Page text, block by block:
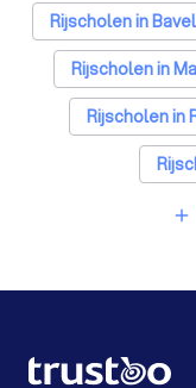
Rijscholen in Bavel
Rijscholen in
Rijscholen in
Rijscholen in
add